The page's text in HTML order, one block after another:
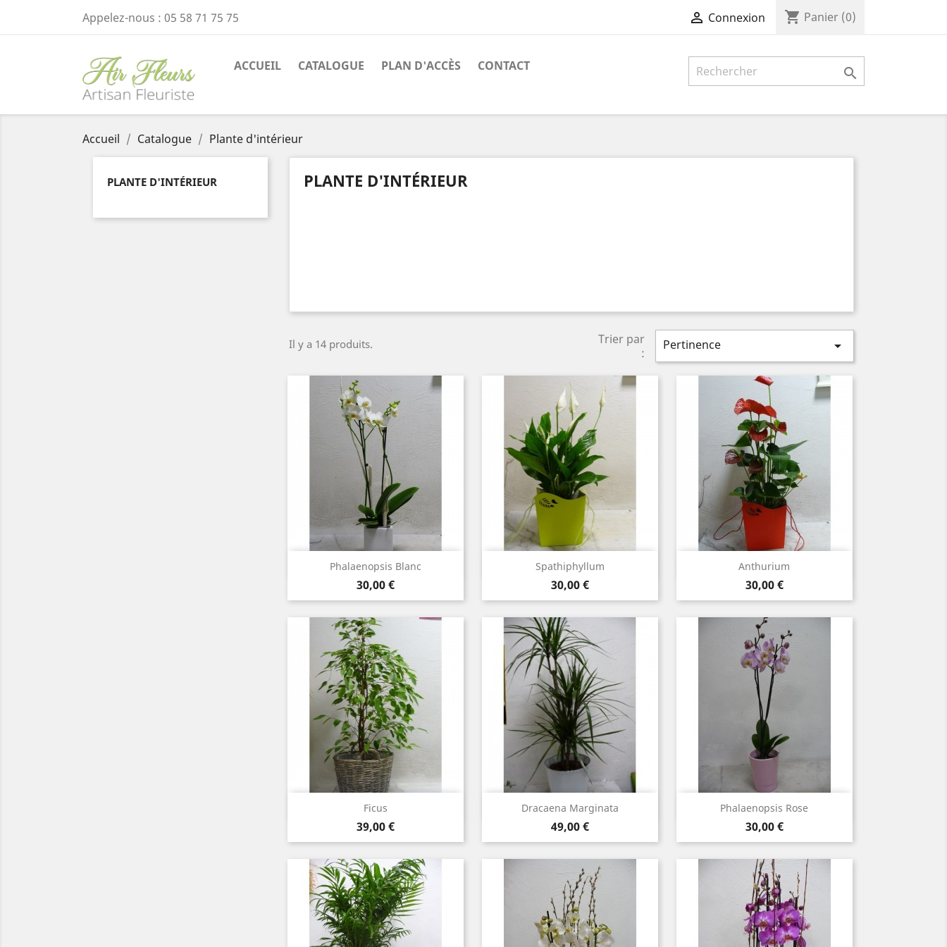
Appelez-nous : 05 58 71 75 75  Connexion shopping_cart Panier (0)
ACCUEIL CATALOGUE PLAN D'ACCÈS CONTACT 
Accueil Catalogue Plante d'intérieur
PLANTE D'INTÉRIEUR PLANTE D'INTÉRIEUR
Il y a 14 produits.
Trier par
:
Pertinence 
Phalaenopsis Blanc
Prix
30,00 €
Aperçu rapide Spathiphyllum
Prix
30,00 €
Aperçu rapide Anthurium
Prix
30,00 €
Aperçu rapide
Ficus
Prix
39,00 €
Aperçu rapide Dracaena Marginata
Prix
49,00 €
Aperçu rapide Phalaenopsis Rose
Prix
30,00 €
Aperçu rapide